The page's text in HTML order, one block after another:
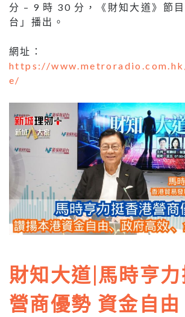
分 – 9 時 30 分，《財知大道》節
台」播出。
網址：
https://
e/
財知大道|馬時亨
營商優勢 資金自